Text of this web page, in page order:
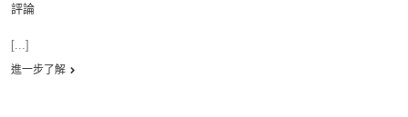
評論
[...]
進一步了解